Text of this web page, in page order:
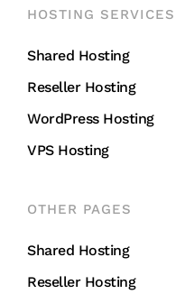
HOSTING SERVICES
Shared Hosting
Reseller Hosting
WordPress Hosting
VPS Hosting
OTHER PAGES
Shared Hosting
Reseller Hosting